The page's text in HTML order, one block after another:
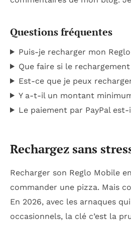
Questions fréquentes
Puis-je recharger mon
Que faire si le
Est-ce que je peux
Y a-t-il un montant
Le paiement par PayPal
Rechargez sans
Recharger son Reglo Mobile
commander une pizza. Mais
En 2026, avec les arnaques
occasionnels, la clé c’est la